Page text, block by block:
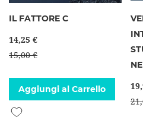
IL FATTORE C
14,25 €
15,00 €
Aggiungi al Carrello
Aggiungi alla lista desideri